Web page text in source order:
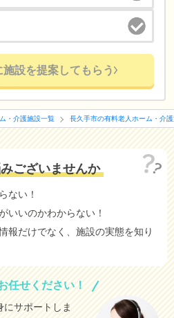
施設を提案してもらう
・介護施設一覧 長久手市の有料老人ホーム・介
ございませんか
ない！
いいのかわからない！
報だけでなく、施設の実態を知り
任せください！
にサポートしま